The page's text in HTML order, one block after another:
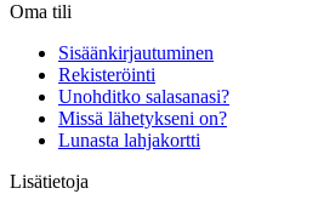
Oma tili
Sisäänkirjautuminen
Rekisteröinti
Unohditko salasanasi?
Missä lähetykseni on?
Lunasta lahjakortti
Lisätietoja